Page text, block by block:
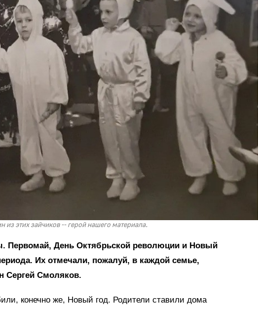
из этих зайчиков -- герой нашего материала.
Первомай, День Октябрьской революции и Новый
Их отмечали, пожалуй, в каждой семье,
Сергей Смоляков.
конечно же, Новый год. Родители ставили дома